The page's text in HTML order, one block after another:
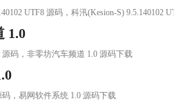
UTF8 源码，科汛(Kesion-S) 9.5.140102
1.0
码，非零坊汽车频道 1.0 源码下载
，易网软件系统 1.0 源码下载